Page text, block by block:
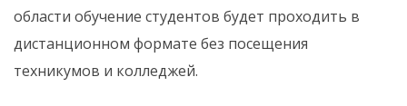
области обучение студентов будет проходить в
дистанционном формате без посещения
техникумов и колледжей.